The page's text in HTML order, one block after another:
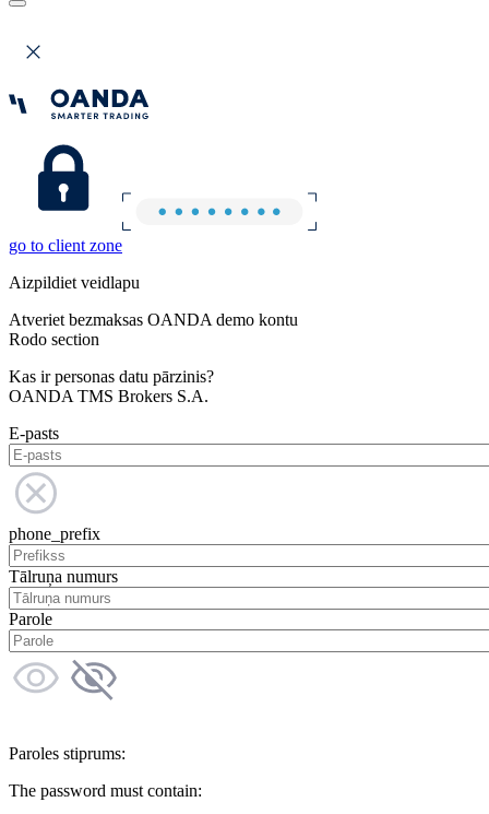
go to client zone
Aizpildiet veidlapu
Atveriet bezmaksas OANDA demo kontu
Rodo section
Kas ir personas datu pārzinis?
OANDA TMS Brokers S.A.
E-pasts
phone_prefix
Tālruņa numurs
Parole
Paroles stiprums:
The password must contain: